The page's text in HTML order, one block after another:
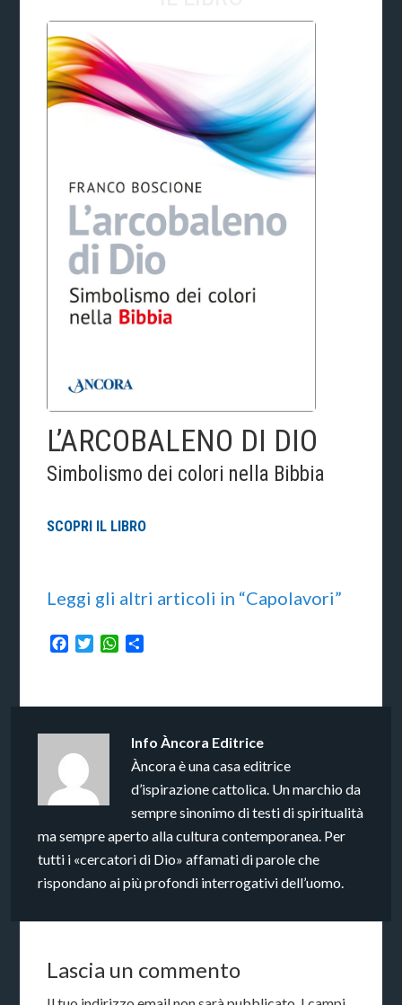
L’ARCOBALENO DI DIO
Simbolismo dei colori nella Bibbia
SCOPRI IL LIBRO
Leggi gli altri articoli in “Capolavori”
Facebook
TwitterWhatsApp
Info Àncora Editrice
Àncora è una casa editrice
d’ispirazione cattolica. Un marchio da
sempre sinonimo di testi di spiritualità
ma sempre aperto alla cultura contemporanea. Per
tutti i «cercatori di Dio» affamati di parole che
rispondano ai più profondi interrogativi dell’uomo.
Lascia un commento